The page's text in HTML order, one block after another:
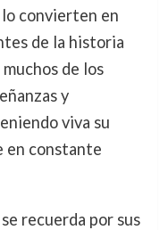
convierten en
de la historia
de los
y
viva su
en constante
recuerda por sus